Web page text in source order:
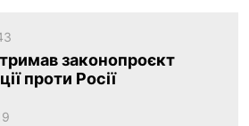
законопроєкт
проти Росії